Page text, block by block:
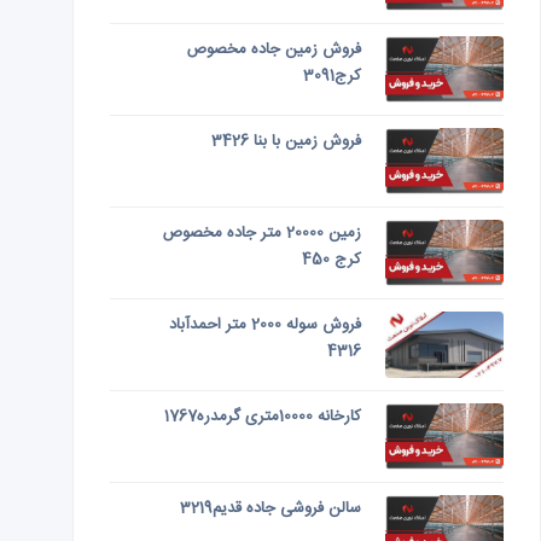
فروش زمین جاده مخصوص
کرج3091
فروش زمین با بنا 3426
زمین 20000 متر جاده مخصوص
کرج 450
فروش سوله 2000 متر احمدآباد
4316
کارخانه 10000متری گرمدره1767
سالن فروشی جاده قدیم3219